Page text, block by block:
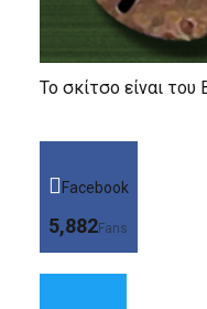
Το σκίτσο είναι του
Facebook
5,882Fans